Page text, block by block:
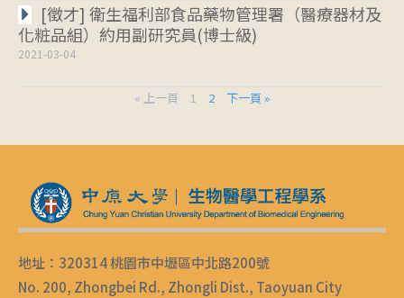
[徵才] 衛生福利部食品藥物管理署（醫療器材及
化粧品組）約用副研究員(博士級)
2021-03-04
« 上一頁 1 2 下一頁 »
地址：320314 桃園市中壢區中北路200號
No. 200, Zhongbei Rd., Zhongli Dist., Taoyuan City